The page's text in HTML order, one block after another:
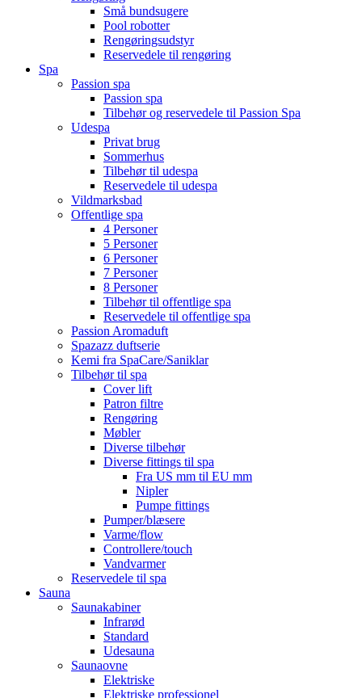
Små bundsugere
Pool robotter
Rengøringsudstyr
Reservedele til rengøring
Spa
Passion spa
Passion spa
Tilbehør og reservedele til Passion Spa
Udespa
Privat brug
Sommerhus
Tilbehør til udespa
Reservedele til udespa
Vildmarksbad
Offentlige spa
4 Personer
5 Personer
6 Personer
7 Personer
8 Personer
Tilbehør til offentlige spa
Reservedele til offentlige spa
Passion Aromaduft
Spazazz duftserie
Kemi fra SpaCare/Saniklar
Tilbehør til spa
Cover lift
Patron filtre
Rengøring
Møbler
Diverse tilbehør
Diverse fittings til spa
Fra US mm til EU mm
Nipler
Pumpe fittings
Pumper/blæsere
Varme/flow
Controllere/touch
Vandvarmer
Reservedele til spa
Sauna
Saunakabiner
Infrarød
Standard
Udesauna
Saunaovne
Elektriske
Elektriske professionel